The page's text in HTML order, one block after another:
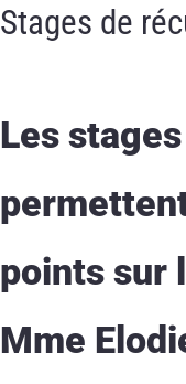
Stages de
Les
points sur
Mme